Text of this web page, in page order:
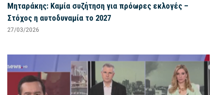
Μηταράκης: Καμία συζήτηση για πρόωρες εκλογές –
Στόχος η αυτοδυναμία το 2027
27/03/2026